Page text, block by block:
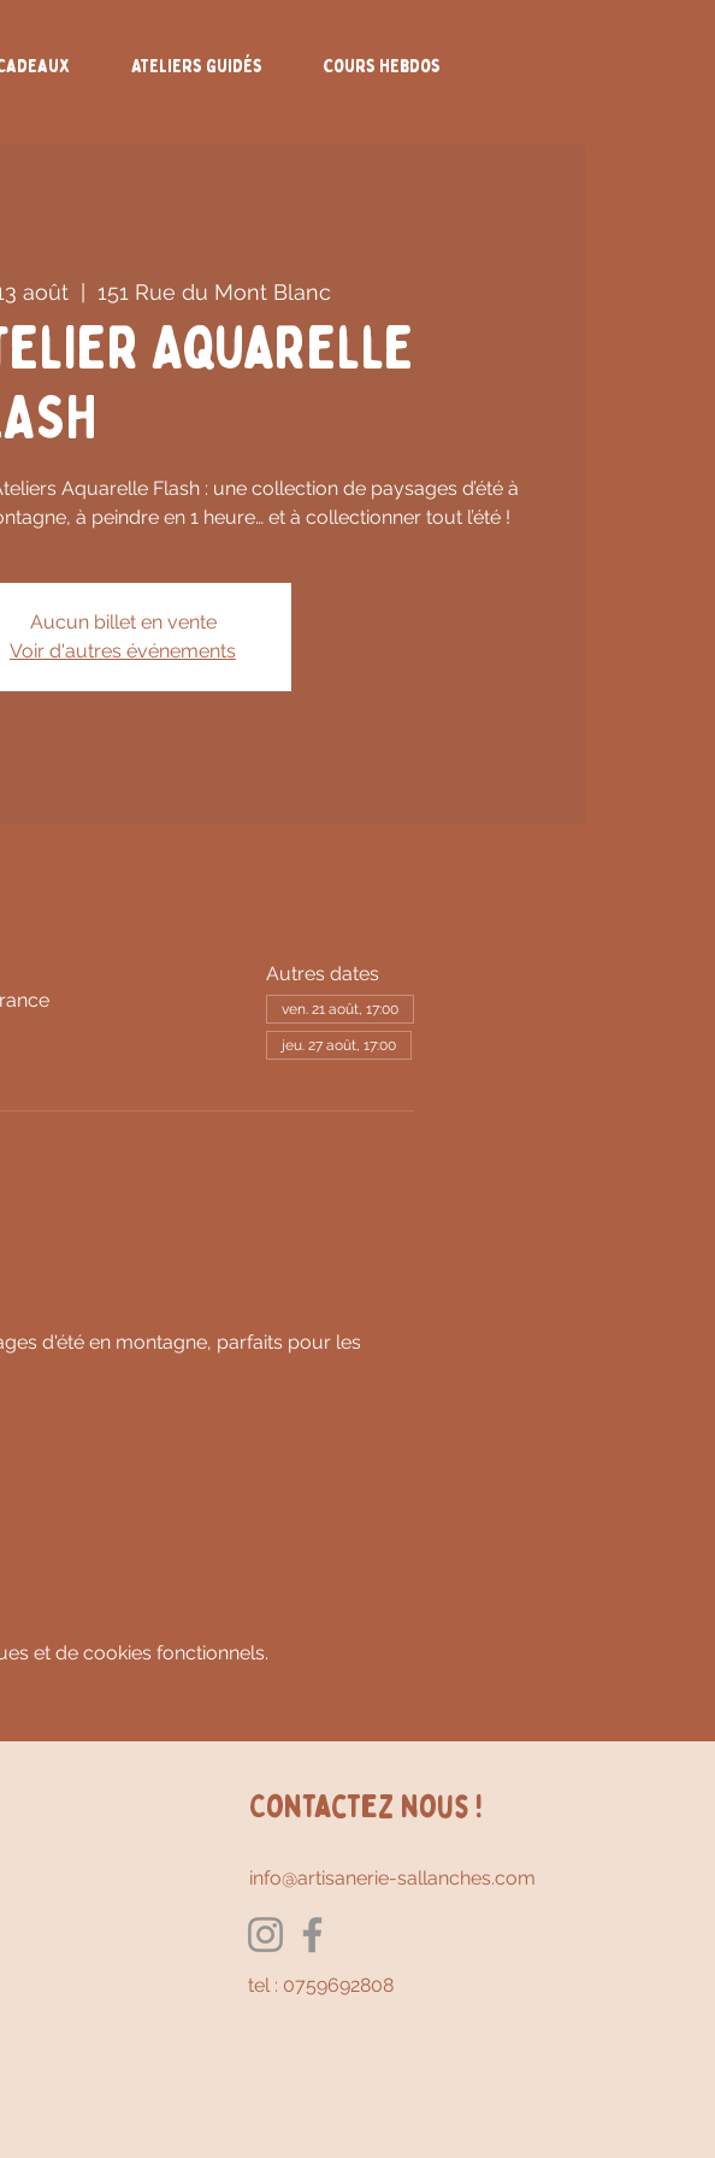
Ateliers Guidés Cours Hebdos
août
  |
151 Rue du Mont Blanc
Aquarelle
Aquarelle Flash : une collection de paysages d’été à
à peindre en 1 heure… et à collectionner tout l’été !
Aucun billet en vente
Voir d'autres événements
Autres dates
ven. 21 août, 17:00
jeu. 27 août, 17:00
d'été en montagne, parfaits pour les
et de cookies fonctionnels.
Contactez nous !
info@artisanerie-sallanches.com
tel : 0759692808